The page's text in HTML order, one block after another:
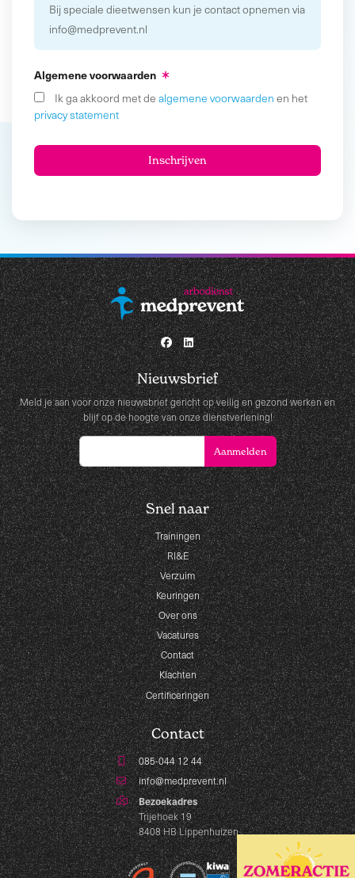
Bij speciale dieetwensen kun je contact opnemen via
info@medprevent.nl
Algemene voorwaarden
Ik ga akkoord met de algemene voorwaarden en het
privacy statement
Nieuwsbrief
Meld je aan voor onze nieuwsbrief gericht op veilig en gezond werken en
blijf op de hoogte van onze dienstverlening!
Snel naar
Trainingen
RI&E
Verzuim
Keuringen
Over ons
Vacatures
Contact
Klachten
Certificeringen
Contact
085-044 12 44
info@medprevent.nl
Bezoekadres
Trijehoek 19
8408 HB Lippenhuizen